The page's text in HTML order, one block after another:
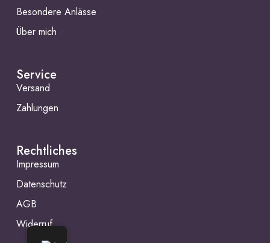
Besondere Anlässe
Über mich
Service
Versand
Zahlungen
Rechtliches
Impressum
Datenschutz
AGB
Widerruf